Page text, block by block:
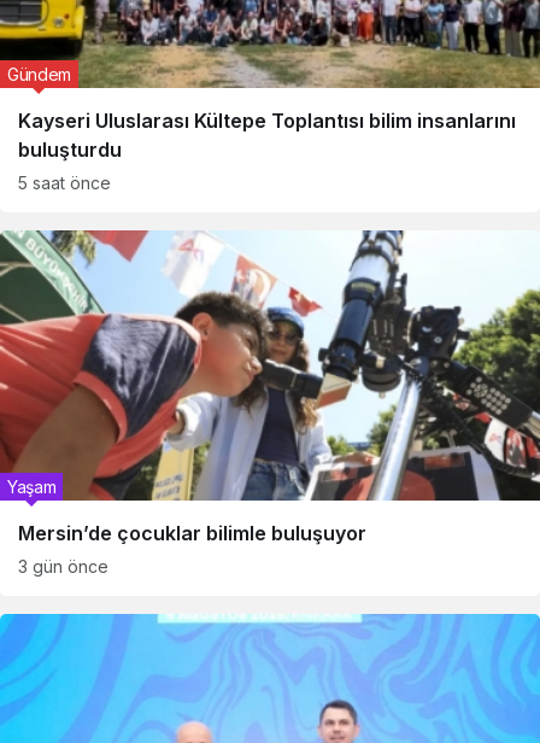
Kayseri Uluslarası Kültepe Toplantısı bilim insanlarını
buluşturdu
Gündem
5 saat önce
Mersin’de çocuklar bilimle buluşuyor
Yaşam
3 gün önce